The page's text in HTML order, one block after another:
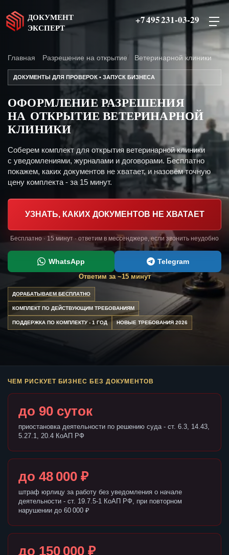
ДОКУМЕНТ
ЭКСПЕРТ
+7 495 231-03-29
Главная Разрешение на открытие Ветеринарной клиники
ДОКУМЕНТЫ ДЛЯ ПРОВЕРОК • ЗАПУСК БИЗНЕСА
ОФОРМЛЕНИЕ РАЗРЕШЕНИЯ
НА ОТКРЫТИЕ ВЕТЕРИНАРНОЙ
КЛИНИКИ
Соберем комплект для открытия ветеринарной клиники
с уведомлениями, журналами и договорами. Бесплатно
покажем, каких документов не хватает, и назовём точную
цену комплекта - за 15 минут.
УЗНАТЬ, КАКИХ ДОКУМЕНТОВ НЕ ХВАТАЕТ
Бесплатно · 15 минут · ответим в мессенджере, если звонить неудобно
WhatsApp Telegram
Ответим за ~15 минут
ДОРАБАТЫВАЕМ БЕСПЛАТНО
КОМПЛЕКТ ПО ДЕЙСТВУЮЩИМ ТРЕБОВАНИЯМ
ПОДДЕРЖКА ПО КОМПЛЕКТУ - 1 ГОД НОВЫЕ ТРЕБОВАНИЯ 2026
ЧЕМ РИСКУЕТ БИЗНЕС БЕЗ ДОКУМЕНТОВ
до 90 суток
приостановка деятельности по решению суда - ст. 6.3, 14.43,
5.27.1, 20.4 КоАП РФ
до 48 000 ₽
штраф юрлицу за работу без уведомления о начале
деятельности - ст. 19.7.5-1 КоАП РФ, при повторном
нарушении до 60 000 ₽
до 150 000 ₽